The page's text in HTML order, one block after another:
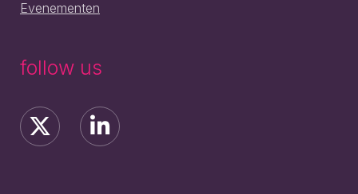
Evenementen
follow us